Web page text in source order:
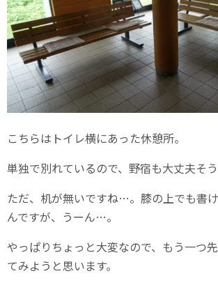
こちらはトイレ横にあった休憩所。
単独で別れているので、野宿も大丈夫そう
ただ、机が無いですね…。膝の上でも書
んですが、うーん…。
やっぱりちょっと大変なので、もう一つ
てみようと思います。